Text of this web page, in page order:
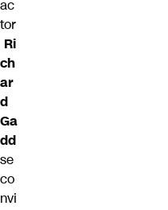
ac
tor
Ri
ch
ar
d
Ga
dd
se
co
nvi